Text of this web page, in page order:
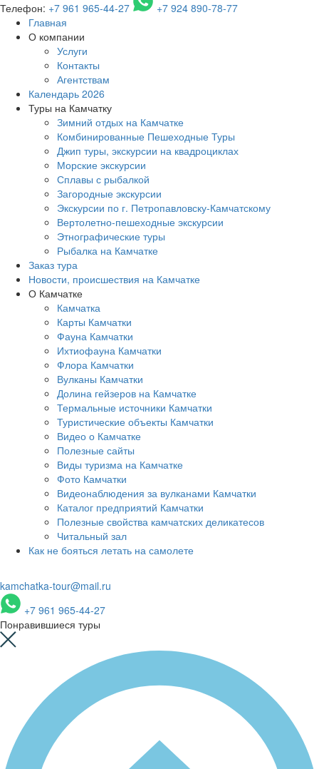
Телефон: +7 961 965-44-27
+7 924 890-78-77
Главная
О компании
Услуги
Контакты
Агентствам
Календарь 2026
Туры на Камчатку
Зимний отдых на Камчатке
Комбинированные Пешеходные Туры
Джип туры, экскурсии на квадроциклах
Морские экскурсии
Сплавы с рыбалкой
Загородные экскурсии
Экскурсии по г. Петропавловску-Камчатскому
Вертолетно-пешеходные экскурсии
Этнографические туры
Рыбалка на Камчатке
Заказ тура
Новости, происшествия на Камчатке
О Камчатке
Камчатка
Карты Камчатки
Фауна Камчатки
Ихтиофауна Камчатки
Флора Камчатки
Вулканы Камчатки
Долина гейзеров на Камчатке
Термальные источники Камчатки
Туристические объекты Камчатки
Видео о Камчатке
Полезные сайты
Виды туризма на Камчатке
Фото Камчатки
Видеонаблюдения за вулканами Камчатки
Каталог предприятий Камчатки
Полезные свойства камчатских деликатесов
Читальный зал
Как не бояться летать на самолете
kamchatka-tour@mail.ru
+7 961 965-44-27
Понравившиеся туры